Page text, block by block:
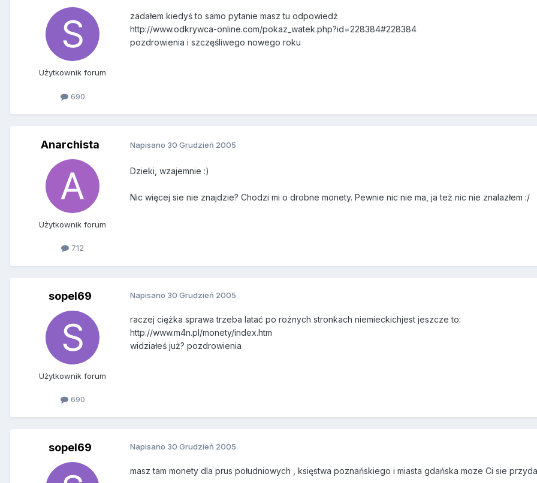
Użytkownik forum
690
zadałem kiedyś to samo pytanie masz tu odpowiedź
http://www.odkrywca-online.com/pokaz_watek.php?id=228384#228384
pozdrowienia i szczęśliwego nowego roku
Anarchista
Użytkownik forum
712
Napisano 30 Grudzień 2005
Dzieki, wzajemnie :)
Nic więcej sie nie znajdzie? Chodzi mi o drobne monety. Pewnie nic nie ma, ja też nic nie znalazłem :/
sopel69
Użytkownik forum
690
Napisano 30 Grudzień 2005
raczej ciężka sprawa trzeba latać po rożnych stronkach niemieckichjest jeszcze to:
http://www.m4n.pl/monety/index.htm
widziałeś już? pozdrowienia
sopel69 Napisano 30 Grudzień 2005
masz tam monety dla prus południowych , księstwa poznańskiego i miasta gdańska moze Ci sie